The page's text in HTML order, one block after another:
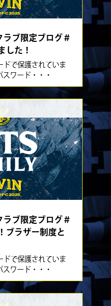
ブ限定ブログ＃
た！
ドで保護されていま
ワード・・・
ブ限定ブログ＃
ラザー制度と
ドで保護されていま
ワード・・・